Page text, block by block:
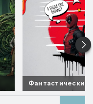
Фантастические